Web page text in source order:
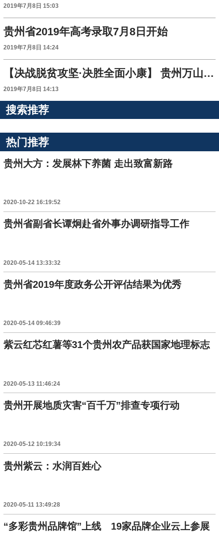
2019年7月8日 15:03
贵州省2019年高考录取7月8日开始
2019年7月8日 14:24
【决战脱贫攻坚·决胜全面小康】 贵州万山：易地扶贫搬迁 全面解决住房就业
2019年7月8日 14:13
搜索推荐
热门推荐
贵州大方：发展林下养菌 走出致富新路
2020-10-22 16:19:52
贵州省副省长谭炯赴省外事办调研指导工作
2020-05-14 13:33:32
贵州省2019年度政务公开评估结果为优秀
2020-05-14 09:46:39
紫云红芯红薯等31个贵州农产品获国家地理标志
2020-05-13 11:46:24
贵州开展地质灾害“百千万”排查专项行动
2020-05-12 10:19:34
贵州紫云：水润百姓心
2020-05-11 13:49:28
“多彩贵州品牌馆”上线 19家品牌企业云上参展